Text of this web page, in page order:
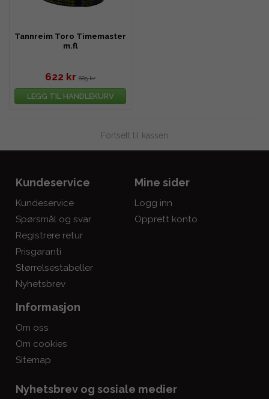
Tannreim Toro Timemaster
m.fl
622 kr 685 kr
LEGG TIL HANDLEKURV
Fortsett til kassen
Kundeservice
Kundeservice
Spørsmål og svar
Registrere retur
Prisgaranti
Størrelsestabeller
Nyhetsbrev
Mine sider
Logg inn
Opprett konto
Informasjon
Om oss
Om cookies
Sitemap
Nyhetsbrev og sosiale medier